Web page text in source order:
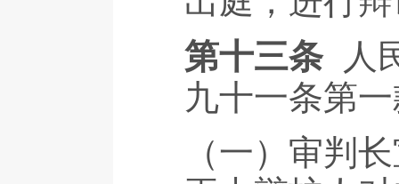
第十三条
人
九十一条第
（一）审判